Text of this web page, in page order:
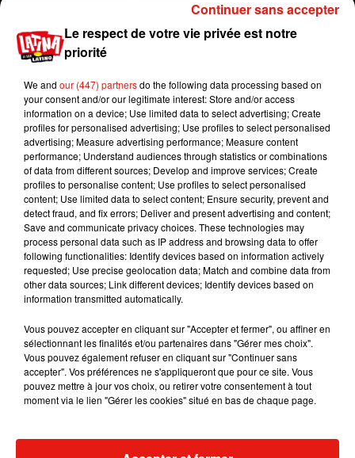
Publié : 17 juin 2018 à 10h45 par Stéphane Hubert
se lever à côté d’une tête de cheval mort plutôt
Le Parrain, une autre histoire de mafieux, qui lui a
Gotti n’a pour l’instant pas de date de sortie en
France.
Le respect de votre vie privée est notre
priorité
We and our (447) partnersdo the following data processing based on
your consent and/or our legitimate interest: Store and/or access
information on a device; Use limited data to select advertising; Create
profiles for personalised advertising; Use profiles to select personalised
advertising; Measure advertising performance; Measure content
performance; Understand audiences through statistics or combinations
of data from different sources; Develop and improve services; Create
profiles to personalise content; Use profiles to select personalised
content; Use limited data to select content; Ensure security, prevent and
detect fraud, and fix errors; Deliver and present advertising and content;
Save and communicate privacy choices. These technologies may
process personal data such as IP address and browsing data to offer
following functionalities: Identify devices based on information actively
requested; Use precise geolocation data; Match and combine data from
other data sources; Link different devices; Identify devices based on
information transmitted automatically.
Vous pouvez accepter en cliquant sur "Accepter et fermer", ou affiner en
sélectionnant les finalités et/ou partenaires dans "Gérer mes choix".
Vous pouvez également refuser en cliquant sur "Continuer sans
accepter". Vos préférences ne s'appliqueront que pour ce site. Vous
pouvez mettre à jour vos choix, ou retirer votre consentement à tout
moment via le lien "Gérer les cookies" situé en bas de chaque page.
Continuer sans accepter